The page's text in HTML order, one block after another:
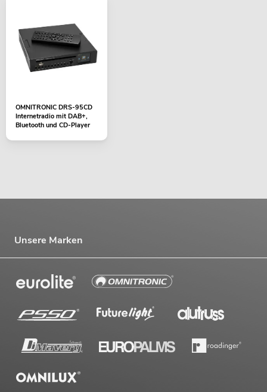
OMNITRONIC DRS-95CD
Internetradio mit DAB+,
Bluetooth und CD-Player
Unsere Marken